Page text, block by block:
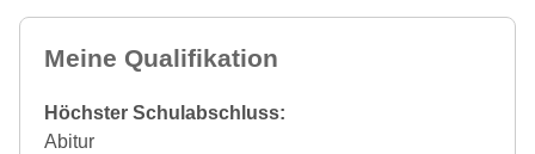
Meine Qualifikation
Höchster Schulabschluss:
Abitur